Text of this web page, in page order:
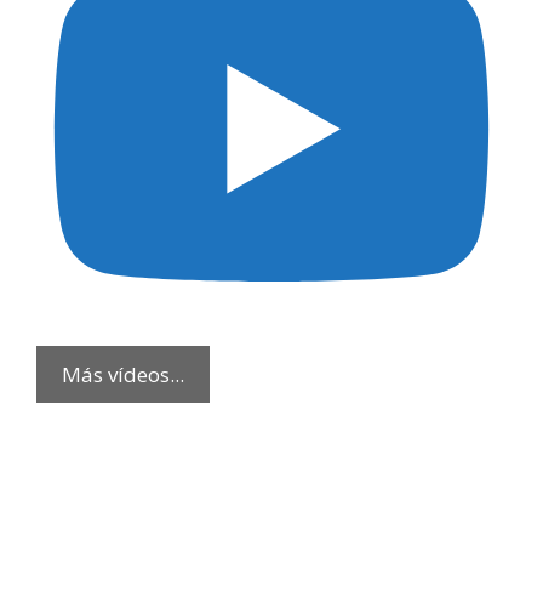
Más vídeos...